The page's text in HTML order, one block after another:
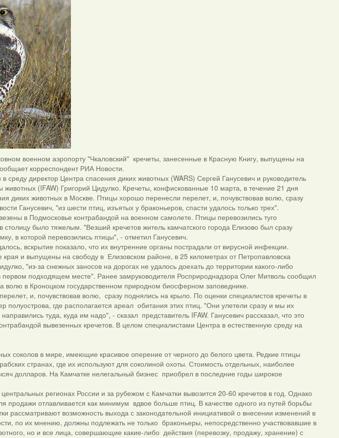
военном аэропорту "Чкаловский" кречеты, занесенные в Красную Книгу, выпущены на
корреспондент РИА Новости.
среду директор Центра спасения диких животных (WARS) Сергей Ганусевич и руководитель
(IFAW) Григорий Цидулко. Кречеты, конфискованные 10 марта, в течение 21 дня
диких животных в Москве. Птицы хорошо перенесли перелет, и, почувствовав волю, сразу
Ганусевич, "из шести птиц, изъятых у браконьеров, спасти удалось только трех".
в Подмосковье контрабандой на военном самолете. Птицы перевозились туго
было тяжелым. "Везший кречетов житель камчатского города Елизово был сразу
в которой перевозились птицы", - отметил Ганусевич.
вскрытие показало, что их внутренние органы пострадали от вирусной инфекции.
и выпущены на свободу в Елизовском районе, в 25 километрах от Петропавловска
"из-за снежных заносов на дорогах не удалось доехать до территории какого-либо
первом подходящем месте". Ранее замруководителя Росприроднадзора Олег Митволь сообщил
волю в Кроноцком государственном природном биосферном заповеднике.
и, почувствовав волю, сразу поднялись на крыло. По оценки специалистов кречеты в
где располагается ареал обитания этих птиц. "Они улетели сразу и мы их
туда, куда им надо", - сказал представитель IFAW. Ганусевич рассказал, что это
вывезенных кречетов. В целом специалистами Центра в естественную среду на
соколов в мире, имеющие красивое оперение от черного до белого цвета. Редкие птицы
странах, где их используют для соколиной охоты. Стоимость отдельных, наиболее
долларов. На Камчатке нелегальный бизнес приобрел в последние годы широкое
регионах России и за рубежом с Камчатки вывозится 20-60 кречетов в год. Однако
продажи отлавливается как минимум вдвое больше птиц. В качестве одного из путей борьбы
рассматривают возможность выхода с законодательной инициативой о внесении изменений в
по их мнению, должны подлежать не только браконьеры, непосредственно участвовавшие в
но и все лица, совершающие какие-либо действия (перевозку, продажу, хранение) с